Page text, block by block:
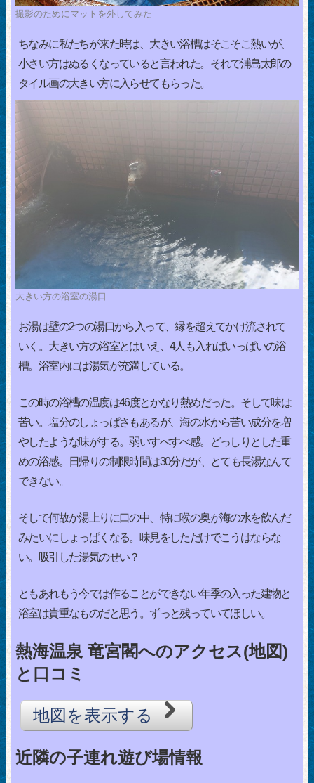
撮影のためにマットを外してみた
ちなみに私たちが来た時は、大きい浴槽はそこそこ熱いが、
小さい方はぬるくなっていると言われた。それで浦島太郎の
タイル画の大きい方に入らせてもらった。
大きい方の浴室の湯口
お湯は壁の2つの湯口から入って、縁を超えてかけ流されて
いく。大きい方の浴室とはいえ、4人も入ればいっぱいの浴
槽。浴室内には湯気が充満している。
この時の浴槽の温度は46度とかなり熱めだった。そして味は
苦い。塩分のしょっぱさもあるが、海の水から苦い成分を増
やしたような味がする。弱いすべすべ感。どっしりとした重
めの浴感。日帰りの制限時間は30分だが、とても長湯なんて
できない。
そして何故か湯上りに口の中、特に喉の奥が海の水を飲んだ
みたいにしょっぱくなる。味見をしただけでこうはならな
い。吸引した湯気のせい？
ともあれもう今では作ることができない年季の入った建物と
浴室は貴重なものだと思う。ずっと残っていてほしい。
熱海温泉 竜宮閣へのアクセス(地図)
と口コミ
地図を表示する
近隣の子連れ遊び場情報